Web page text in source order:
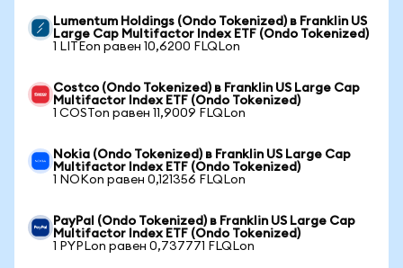
Lumentum Holdings (Ondo Tokenized) в Franklin US
Large Cap Multifactor Index ETF (Ondo Tokenized)
1 LITEon равен 10,6200 FLQLon
Costco (Ondo Tokenized) в Franklin US Large Cap
Multifactor Index ETF (Ondo Tokenized)
1 COSTon равен 11,9009 FLQLon
Nokia (Ondo Tokenized) в Franklin US Large Cap
Multifactor Index ETF (Ondo Tokenized)
1 NOKon равен 0,121356 FLQLon
PayPal (Ondo Tokenized) в Franklin US Large Cap
Multifactor Index ETF (Ondo Tokenized)
1 PYPLon равен 0,737771 FLQLon